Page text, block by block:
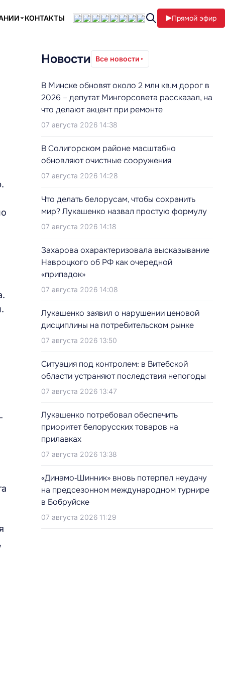
КОНТАКТЫ Прямой эфир
Новости Все новости
В Минске обновят около 2 млн кв.м дорог в
2026 – депутат Мингорсовета рассказал, на
что делают акцент при ремонте
07 августа 2026 14:38
В Солигорском районе масштабно
обновляют очистные сооружения
07 августа 2026 14:28
Что делать белорусам, чтобы сохранить
мир? Лукашенко назвал простую формулу
07 августа 2026 14:18
Захарова охарактеризовала высказывание
Навроцкого об РФ как очередной
«припадок»
07 августа 2026 14:08
Лукашенко заявил о нарушении ценовой
дисциплины на потребительском рынке
07 августа 2026 13:50
Ситуация под контролем: в Витебской
области устраняют последствия непогоды
07 августа 2026 13:47
Лукашенко потребовал обеспечить
приоритет белорусских товаров на
прилавках
07 августа 2026 13:38
«Динамо‑Шинник» вновь потерпел неудачу
на предсезонном международном турнире
в Бобруйске
07 августа 2026 11:29